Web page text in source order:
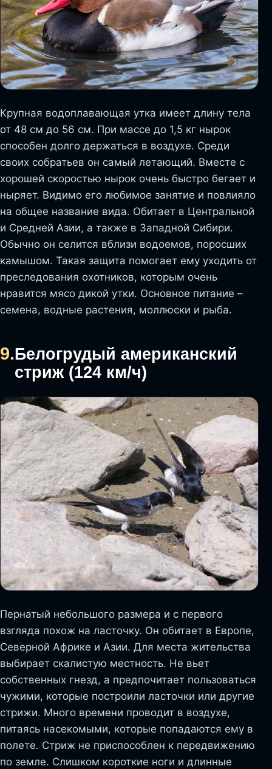
Крупная водоплавающая утка имеет длину тела
от 48 см до 56 см. При массе до 1,5 кг нырок
способен долго держаться в воздухе. Среди
своих собратьев он самый летающий. Вместе с
хорошей скоростью нырок очень быстро бегает и
ныряет. Видимо его любимое занятие и повлияло
на общее название вида. Обитает в Центральной
и Средней Азии, а также в Западной Сибири.
Обычно он селится вблизи водоемов, поросших
камышом. Такая защита помогает ему уходить от
преследования охотников, которым очень
нравится мясо дикой утки. Основное питание –
семена, водные растения, моллюски и рыба.
9.Белогрудый американский
стриж (124 км/ч)
Пернатый небольшого размера и с первого
взгляда похож на ласточку. Он обитает в Европе,
Северной Африке и Азии. Для места жительства
выбирает скалистую местность. Не вьет
собственных гнезд, а предпочитает пользоваться
чужими, которые построили ласточки или другие
стрижи. Много времени проводит в воздухе,
питаясь насекомыми, которые попадаются ему в
полете. Стриж не приспособлен к передвижению
по земле. Слишком короткие ноги и длинные